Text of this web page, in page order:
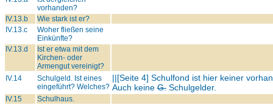
vorhanden?
IV.13.b
Wie stark ist er?
IV.13.c
Woher fließen seine
Einkünfte?
IV.13.d
Ist er etwa mit dem
Kirchen- oder
Armengut vereinigt?
IV.14
Schulgeld. Ist eines
eingeführt? Welches?
||[Seite 4] Schulfond ist hier keiner
Auch keine G. Schulgelder.
IV.15
Schulhaus.